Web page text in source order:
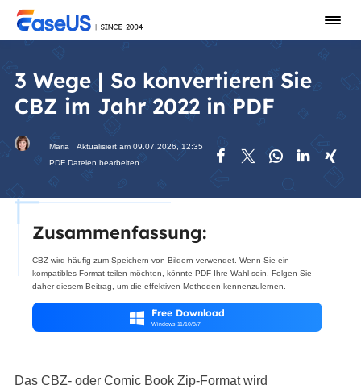
3 Wege | So konvertieren Sie
CBZ im Jahr 2022 in PDF
Maria
Aktualisiert am 09.07.2026, 12:35
PDF Dateien bearbeiten
    
Zusammenfassung:
CBZ wird häufig zum Speichern von Bildern verwendet. Wenn Sie ein
kompatibles Format teilen möchten, könnte PDF Ihre Wahl sein. Folgen Sie
daher diesem Beitrag, um die effektiven Methoden kennenzulernen.
 Free Download
Windows 11/10/8/7
Das CBZ- oder Comic Book Zip-Format wird